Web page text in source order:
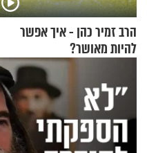
הרב זמיר כהן - איך אפשר
להיות מאושר?